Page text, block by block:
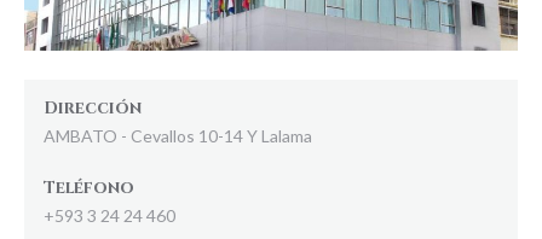
Dirección
AMBATO - Cevallos 10-14 Y Lalama
Teléfono
+593 3 24 24 460